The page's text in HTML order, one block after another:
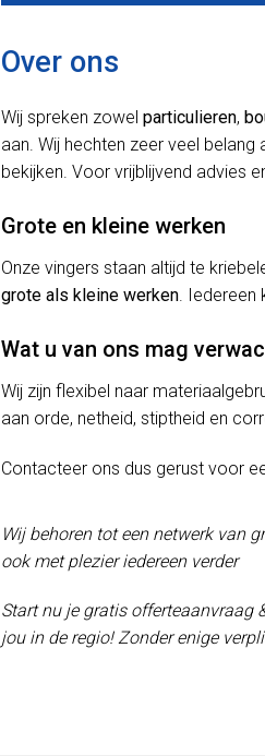
Over ons
Wij spreken zowel particulieren,
aan. Wij hechten zeer veel
bekijken. Voor vrijblijvend advies
Grote en kleine werken
Onze vingers staan altijd te
grote als kleine werken. Iedereen
Wat u van ons mag
Wij zijn flexibel naar
aan orde, netheid, stiptheid en
Contacteer ons dus gerust voor
Wij behoren tot een netwerk van
ook met plezier iedereen verder
Start nu je gratis offerteaanvraag
jou in de regio! Zonder enige